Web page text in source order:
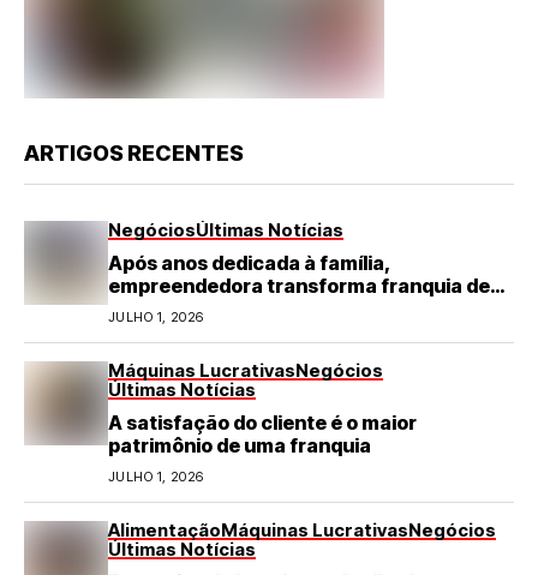
ARTIGOS RECENTES
NegóciosÚltimas Notícias
Após anos dedicada à família,
empreendedora transforma franquia de
turismo em negócio de destaque no RN
JULHO 1, 2026
Máquinas LucrativasNegócios
Últimas Notícias
A satisfação do cliente é o maior
patrimônio de uma franquia
JULHO 1, 2026
AlimentaçãoMáquinas LucrativasNegócios
Últimas Notícias